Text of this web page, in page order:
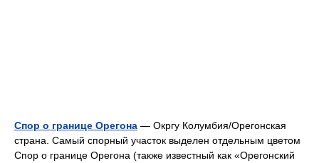
Спор о границе Орегона — Окргу Колумбия/Орегонская
страна. Самый спорный участок выделен отдельным цветом
Спор о границе Орегона (также известный как «Орегонский